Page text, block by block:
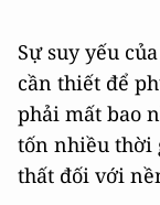
Sự suy yếu
cần thiết để
phải mất bao
tốn nhiều thời
thất đối với